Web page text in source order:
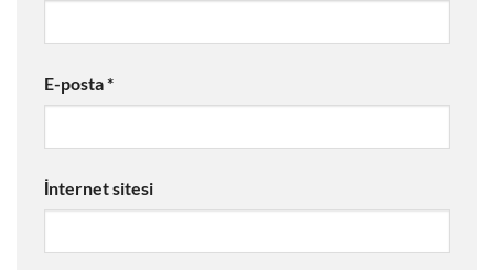
E-posta*
İnternet sitesi